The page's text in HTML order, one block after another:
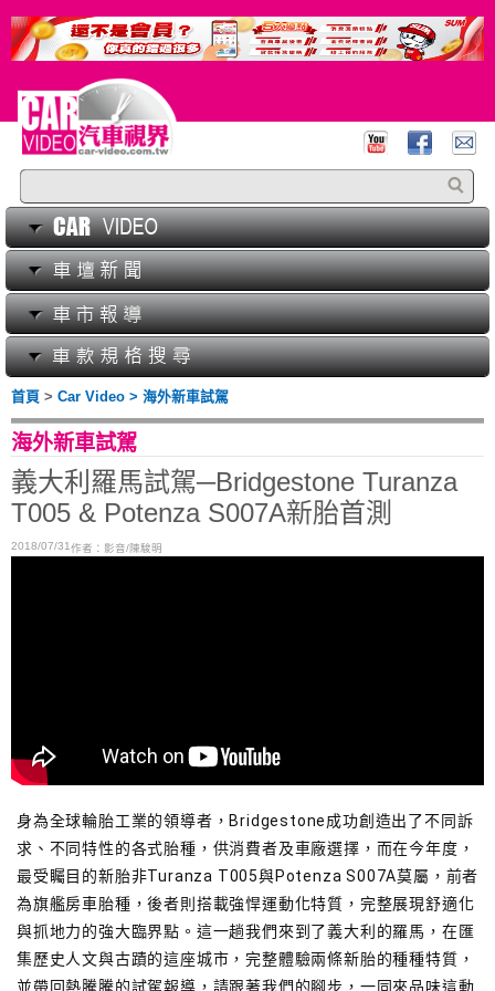
首頁 > Car Video > 海外新車試駕
海外新車試駕
義大利羅馬試駕─Bridgestone Turanza
T005 & Potenza S007A新胎首測
2018/07/31作者：影音/陳駿明
身為全球輪胎工業的領導者，Bridgestone成功創造出了不同訴
求、不同特性的各式胎種，供消費者及車廠選擇，而在今年度，
最受矚目的新胎非Turanza T005與Potenza S007A莫屬，前者
為旗艦房車胎種，後者則搭載強悍運動化特質，完整展現舒適化
與抓地力的強大臨界點。這一趟我們來到了義大利的羅馬，在匯
集歷史人文與古蹟的這座城市，完整體驗兩條新胎的種種特質，
並帶回熱騰騰的試駕報導，請跟著我們的腳步，一同來品味這動